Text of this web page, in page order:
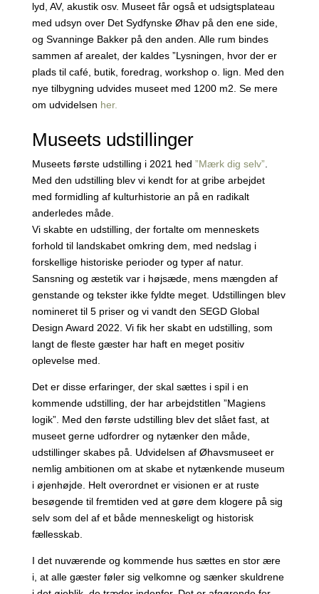
lyd, AV, akustik osv. Museet får også et udsigtsplateau
med udsyn over Det Sydfynske Øhav på den ene side,
og Svanninge Bakker på den anden. Alle rum bindes
sammen af arealet, der kaldes ”Lysningen, hvor der er
plads til café, butik, foredrag, workshop o. lign. Med den
nye tilbygning udvides museet med 1200 m2. Se mere
om udvidelsen her.
Museets udstillinger
Museets første udstilling i 2021 hed ”Mærk dig selv”
Med den udstilling blev vi kendt for at gribe arbejdet
med formidling af kulturhistorie an på en radikalt
anderledes måde.
Vi skabte en udstilling, der fortalte om menneskets
forhold til landskabet omkring dem, med nedslag i
forskellige historiske perioder og typer af natur.
Sansning og æstetik var i højsæde, mens mængden af
genstande og tekster ikke fyldte meget. Udstillingen blev
nomineret til 5 priser og vi vandt den SEGD Global
Design Award 2022. Vi fik her skabt en udstilling, som
langt de fleste gæster har haft en meget positiv
oplevelse med.
Det er disse erfaringer, der skal sættes i spil i en
kommende udstilling, der har arbejdstitlen ”Magiens
logik”. Med den første udstilling blev det slået fast, at
museet gerne udfordrer og nytænker den måde,
udstillinger skabes på. Udvidelsen af Øhavsmuseet er
nemlig ambitionen om at skabe et ny­tænkende museum
i øjenhøjde. Helt overordnet er visionen er at ruste
besøgende til fremtiden ved at gøre dem klogere på sig
selv som del af et både menneskeligt og historisk
fællesskab.
I det nuværende og kommende hus sættes en stor ære
i, at alle gæster føler sig velkomne og sænker skuldrene